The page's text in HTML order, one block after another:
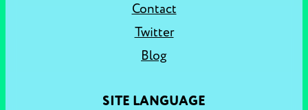
Contact
Twitter
Blog
SITE LANGUAGE